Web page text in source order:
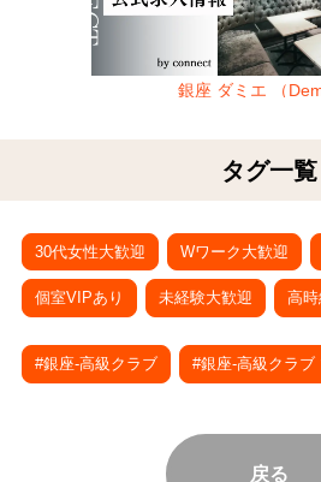
銀座 ダミエ （
タグ一覧
30代女性大歓迎 Wワーク大歓迎
個室VIPあり 未経験大歓迎 高
#銀座-高級クラブ #銀座-高級クラブ
戻る